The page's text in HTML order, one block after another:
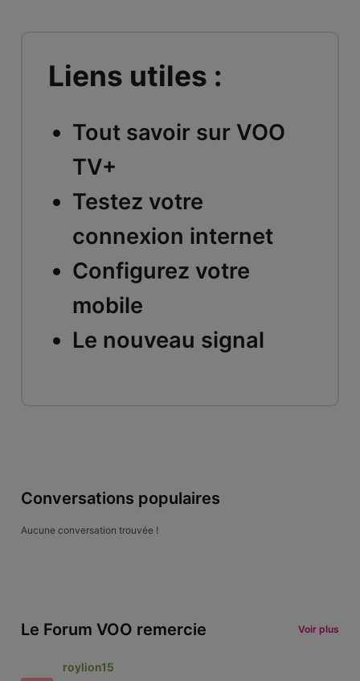
Liens utiles :
Tout savoir sur VOO
TV+
Testez votre
connexion internet
Configurez votre
mobile
Le nouveau signal
Conversations populaires
Aucune conversation trouvée !
Le Forum VOO remercie Voir plus
roylion15